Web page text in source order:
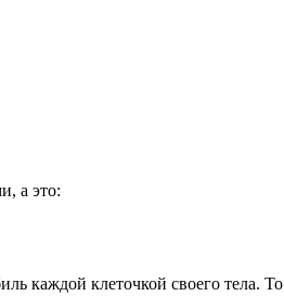
а это:
каждой клеточкой своего тела.